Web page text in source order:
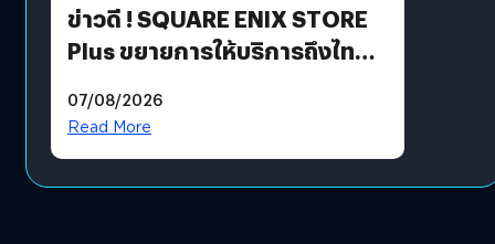
ข่าวดี ! SQUARE ENIX STORE
Plus ขยายการให้บริการถึงไทย
โดยตรง
07/08/2026
Read More